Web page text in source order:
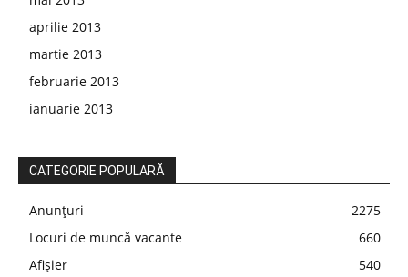
aprilie 2013
martie 2013
februarie 2013
ianuarie 2013
CATEGORIE POPULARĂ
Anunțuri
2275
Locuri de muncă vacante
660
Afișier
540